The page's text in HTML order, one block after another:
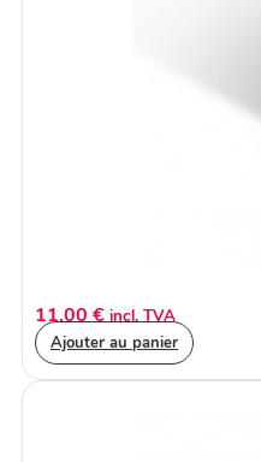
11,00€ incl. TVA
Ajouter au panier